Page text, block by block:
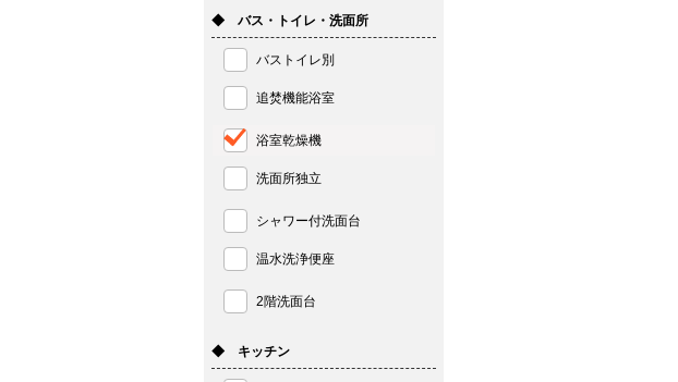
◆ バス・トイレ・洗面所
バストイレ別
追焚機能浴室
浴室乾燥機
洗面所独立
シャワー付洗面台
温水洗浄便座
2階洗面台
◆ キッチン